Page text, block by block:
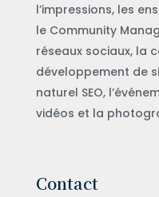
l’impressions, les
le Community
réseaux sociaux, la
développement de
naturel SEO,
vidéos et la
Contact